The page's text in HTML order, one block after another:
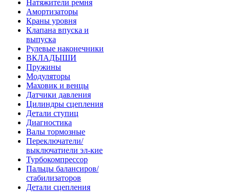
Натяжители ремня
Амортизаторы
Краны уровня
Клапана впуска и
выпуска
Рулевые наконечники
ВКЛАДЫШИ
Пружины
Модуляторы
Маховик и венцы
Датчики давления
Цилиндры сцепления
Детали ступиц
Диагностика
Валы тормозные
Переключатели/
выключатиели эл-кие
Турбокомпрессор
Пальцы балансиров/
стабилизаторов
Детали сцепления